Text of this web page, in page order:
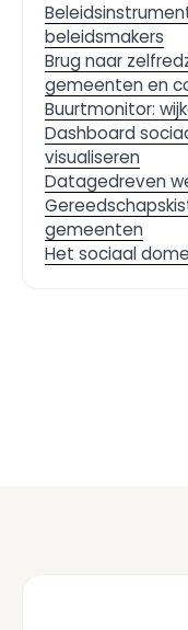
beleidsmakers
Brug naar
gemeenten en
Buurtmonitor:
Dashboard
visualiseren
Datagedreven
gemeenten
Het sociaal